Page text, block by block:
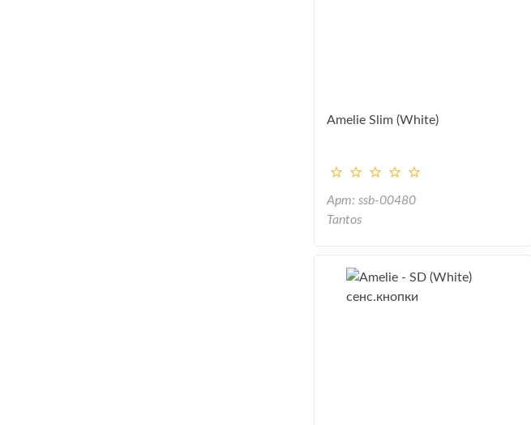
Amelie Slim (White)
Арт: ssb-00480
Tantos